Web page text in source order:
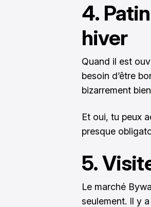
4.
hiver
Quand il est
besoin d’être
bizarrement
Et oui, tu peux
presque
5.
Le marché
seulement. Il y